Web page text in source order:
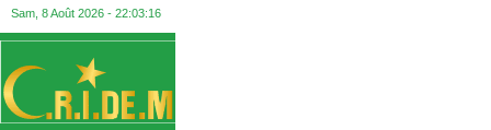
Sam, 8 Août 2026 - 22:03:16